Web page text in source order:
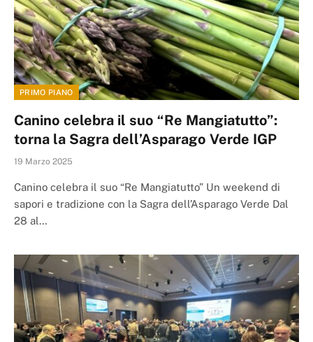
PRIMO PIANO
Canino celebra il suo “Re Mangiatutto”:
torna la Sagra dell’Asparago Verde IGP
19 Marzo 2025
Canino celebra il suo “Re Mangiatutto” Un weekend di
sapori e tradizione con la Sagra dell’Asparago Verde Dal
28 al…